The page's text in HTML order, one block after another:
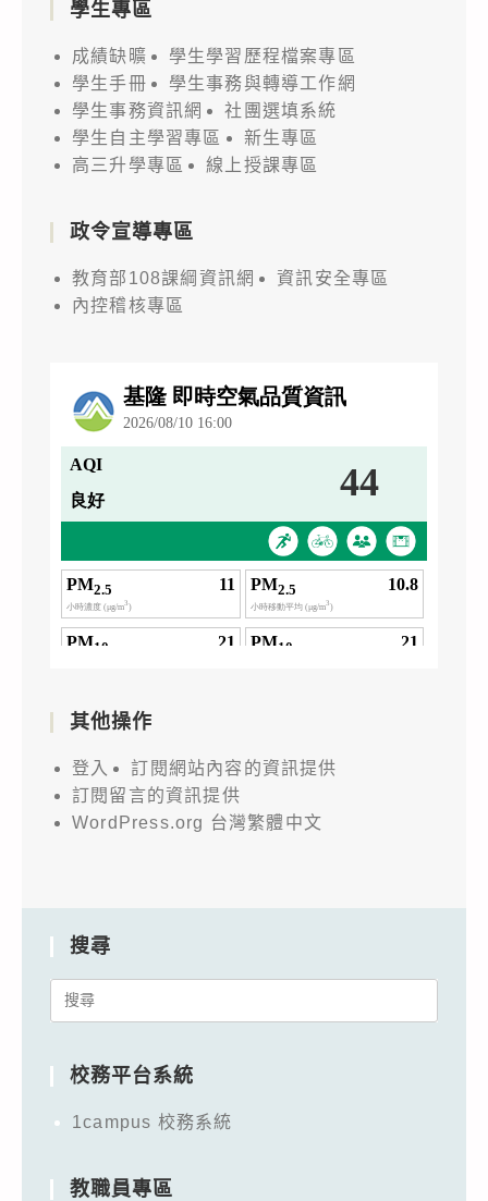
學生專區
成績缺曠
學生學習歷程檔案專區
學生手冊
學生事務與轉導工作網
學生事務資訊網
社團選填系統
學生自主學習專區
新生專區
高三升學專區
線上授課專區
政令宣導專區
教育部108課綱資訊網
資訊安全專區
內控稽核專區
其他操作
登入
訂閱網站內容的資訊提供
訂閱留言的資訊提供
WordPress.org 台灣繁體中文
搜尋
Search
校務平台系統
1campus 校務系統
教職員專區